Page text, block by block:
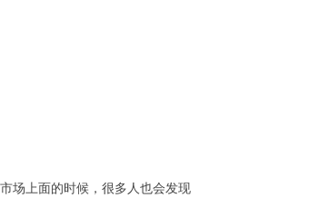
场上面的时候，很多人也会发现